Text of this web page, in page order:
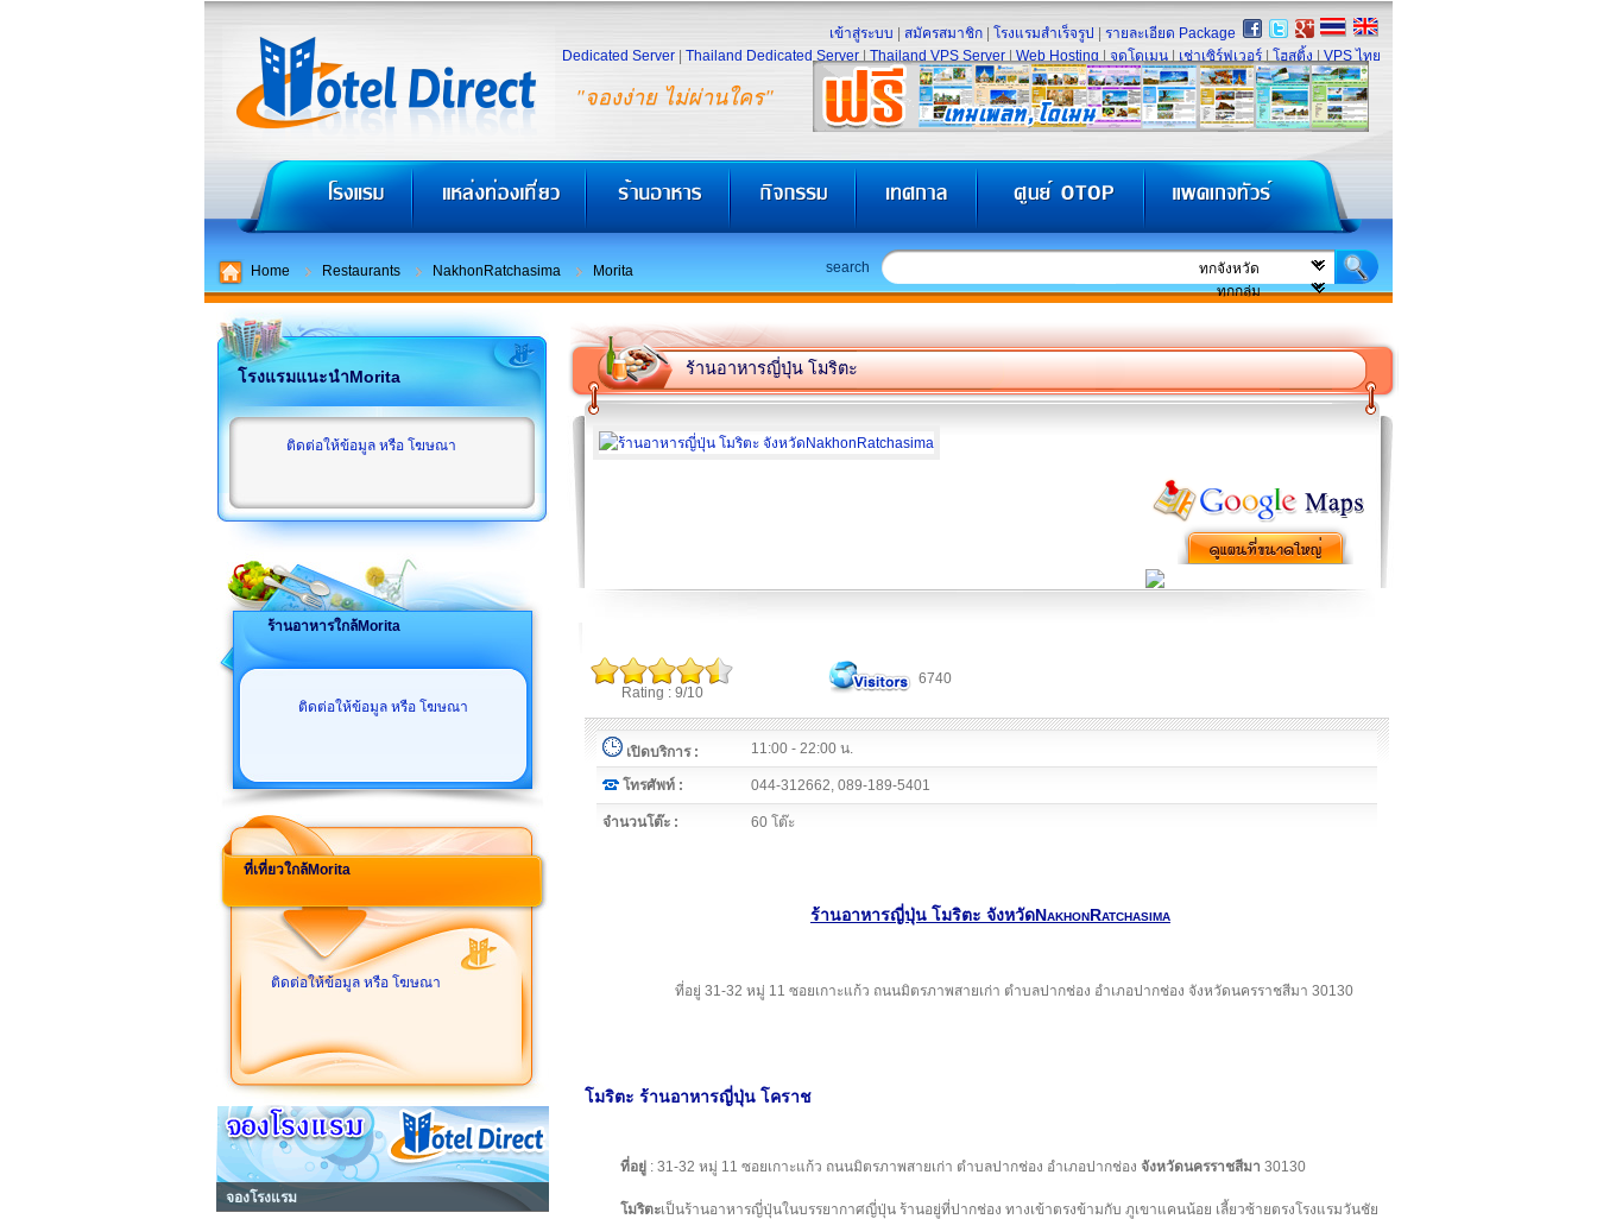
"จองง่าย ไม่ผ่านใคร"
เข้าสู่ระบบ สมัครสมาชิก โรงแรมสำเร็จรูป
รายละเอียด Package
Dedicated Server
Thailand Dedicated Server Thailand VPS Server Web Hosting จดโดเมน เช่าเซิร์ฟเวอร์ โฮสติ้ง VPS ไทย
Home Restaurants NakhonRatchasima Morita search
โรงแรมแนะนำMorita
ติดต่อให้ข้อมูล หรือ โฆษณา
ร้านอาหารใกล้Morita
ติดต่อให้ข้อมูล หรือ โฆษณา
ที่เที่ยวใกล้Morita
ติดต่อให้ข้อมูล หรือ โฆษณา
จองโรงแรม
ร้านอาหารญี่ปุ่น โมริตะ
Rating : 9/10
6740
เปิดบริการ : 11:00 - 22:00 น.
โทรศัพท์ : 044-312662, 089-189-5401
จำนวนโต๊ะ : 60 โต๊ะ
ร้านอาหารญี่ปุ่น โมริตะ จังหวัดNakhonRatchasima
ที่อยู่ 31-32 หมู่ 11 ซอยเกาะแก้ว ถนนมิตรภาพสายเก่า ตำบลปากช่อง อำเภอปากช่อง จังหวัดนครราชสีมา 30130
โมริตะ ร้านอาหารญี่ปุ่น โคราช
ที่อยู่ : 31-32 หมู่ 11 ซอยเกาะแก้ว ถนนมิตรภาพสายเก่า ตำบลปากช่อง อำเภอปากช่อง จังหวัดนครราชสีมา 30130
โมริตะเป็นร้านอาหารญี่ปุ่นในบรรยากาศญี่ปุ่น ร้านอยู่ที่ปากช่อง ทางเข้าตรงข้ามกับ ภูเขาแคนน้อย เลี้ยวซ้ายตรงโรงแรมวันชัย